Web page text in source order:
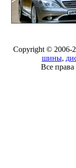
Copyright © 2006-
шины,
Все